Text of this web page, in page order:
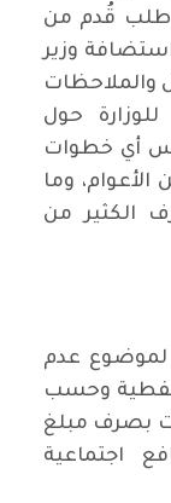
طلب قُدم من
وزير
والملاحظات
حول
أي خطوات
وما
الكثير من
لموضوع عدم
وحسب
بصرف مبلغ
اجتماعية